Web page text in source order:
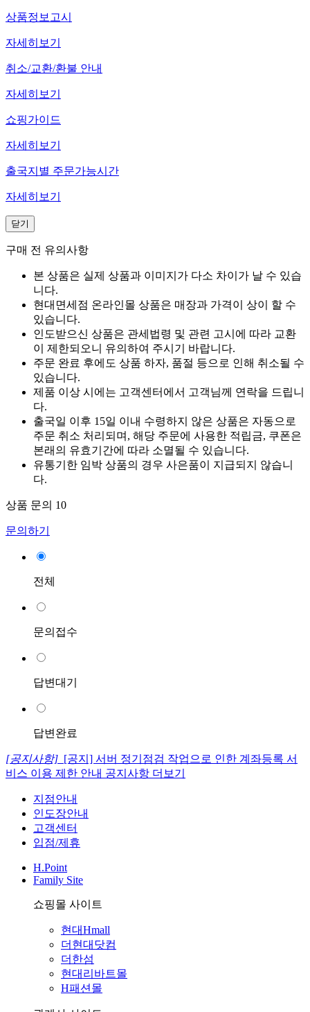
상품정보고시
자세히보기
취소/교환/환불 안내
자세히보기
쇼핑가이드
자세히보기
출국지별 주문가능시간
자세히보기
닫기
구매 전 유의사항
본 상품은 실제 상품과 이미지가 다소 차이가 날 수 있습
니다.
현대면세점 온라인몰 상품은 매장과 가격이 상이 할 수
있습니다.
인도받으신 상품은 관세법령 및 관련 고시에 따라 교환
이 제한되오니 유의하여 주시기 바랍니다.
주문 완료 후에도 상품 하자, 품절 등으로 인해 취소될 수
있습니다.
제품 이상 시에는 고객센터에서 고객님께 연락을 드립니
다.
출국일 이후 15일 이내 수령하지 않은 상품은 자동으로
주문 취소 처리되며, 해당 주문에 사용한 적립금, 쿠폰은
본래의 유효기간에 따라 소멸될 수 있습니다.
유통기한 임박 상품의 경우 사은품이 지급되지 않습니
다.
상품 문의 10
문의하기
전체
문의접수
답변대기
답변완료
[공지사항] [공지] 서버 정기점검 작업으로 인한 계좌등록 서
비스 이용 제한 안내 공지사항 더보기
지점안내
인도장안내
고객센터
입점/제휴
H.Point
Family Site
쇼핑몰 사이트
현대Hmall
더현대닷컴
더한섬
현대리바트몰
H패션몰